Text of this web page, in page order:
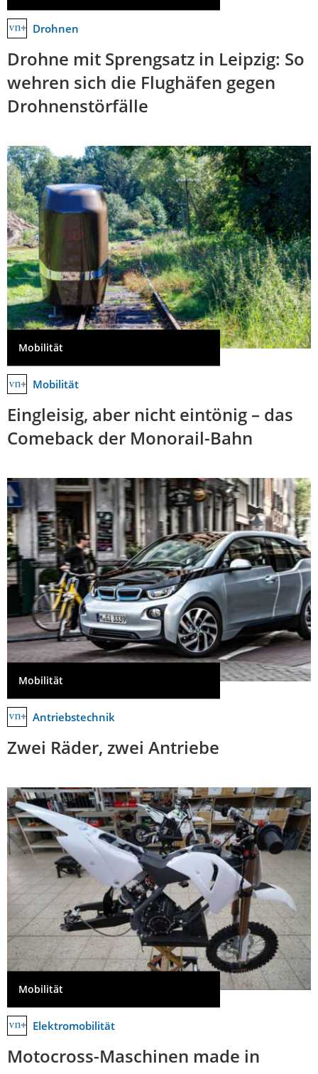
Drohnen
Drohne mit Sprengsatz in Leipzig: So
wehren sich die Flughäfen gegen
Drohnenstörfälle
Mobilität
Mobilität
Eingleisig, aber nicht eintönig – das
Comeback der Monorail-Bahn
Mobilität
Antriebstechnik
Zwei Räder, zwei Antriebe
Mobilität
Elektromobilität
Motocross-Maschinen made in